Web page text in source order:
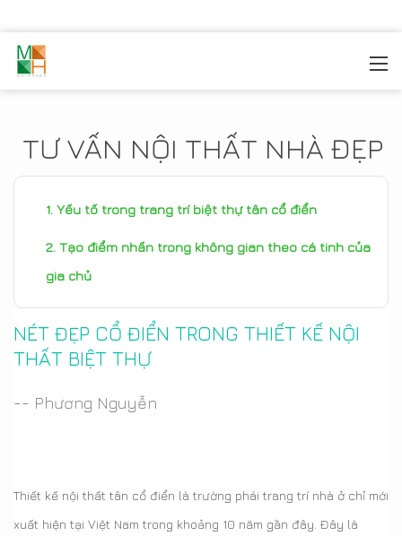
TƯ VẤN NỘI THẤT NHÀ ĐẸP
Yếu tố trong trang trí biệt thự tân cổ điển
Tạo điểm nhấn trong không gian theo cá tinh của
gia chủ
NÉT ĐẸP CỔ ĐIỂN TRONG THIẾT KẾ NỘI
THẤT BIỆT THỰ
-- Phương Nguyễn
Thiết kế nội thất tân cổ điển là trường phái trang trí nhà ở chỉ mới
xuất hiện tại Việt Nam trong khoảng 10 năm gần đây. Đây là